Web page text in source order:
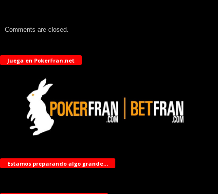
Comments are closed.
Juega en PokerFran.net
Estamos preparando algo grande…